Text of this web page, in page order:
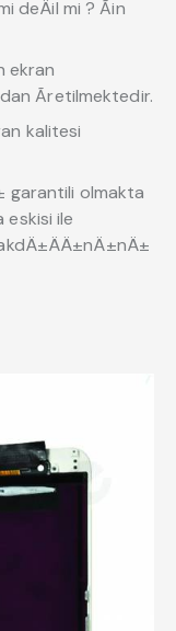
mi ? Ãin
ekran
Ãretilmektedir.
kalitesi
garantili olmakta
eskisi ile